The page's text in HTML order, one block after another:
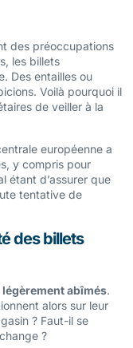
des préoccupations
les billets
Des entailles ou
Voilà pourquoi il
de veiller à la
européenne a
y compris pour
étant d’assurer que
tentative de
des billets
abîmés.
alors sur leur
? Faut-il se
?